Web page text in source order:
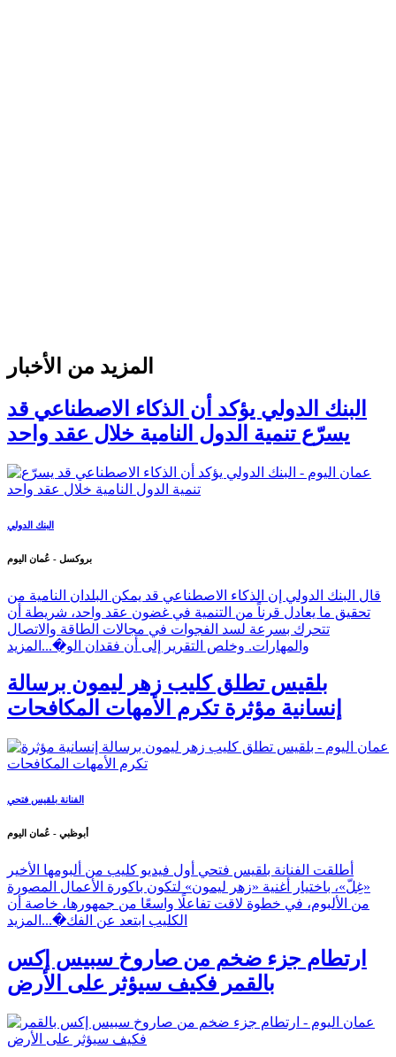
المزيد من الأخبار
البنك الدولي يؤكد أن الذكاء الاصطناعي قد
يسرّع تنمية الدول النامية خلال عقد واحد
البنك الدولي
بروكسل - عُمان اليوم
قال البنك الدولي إن الذكاء الاصطناعي قد يمكن البلدان النامية من
تحقيق ما يعادل قرناً من التنمية في غضون عقد واحد، شريطة أن
تتحرك بسرعة لسد الفجوات في مجالات الطاقة والاتصال
والمهارات. وخلص التقرير إلى أن فقدان الو�... المزيد
بلقيس تطلق كليب زهر ليمون برسالة
إنسانية مؤثرة تكرم الأمهات المكافحات
الفنانة بلقيس فتحي
أبوظبي - عُمان اليوم
أطلقت الفنانة بلقيس فتحي أول فيديو كليب من ألبومها الأخير
«غِلّ»، باختيار أغنية «زهر ليمون» لتكون باكورة الأعمال المصورة
من الألبوم، في خطوة لاقت تفاعلًا واسعًا من جمهورها، خاصة أن
الكليب ابتعد عن الفك�... المزيد
ارتطام جزء ضخم من صاروخ سبيس إكس
بالقمر فكيف سيؤثر على الأرض